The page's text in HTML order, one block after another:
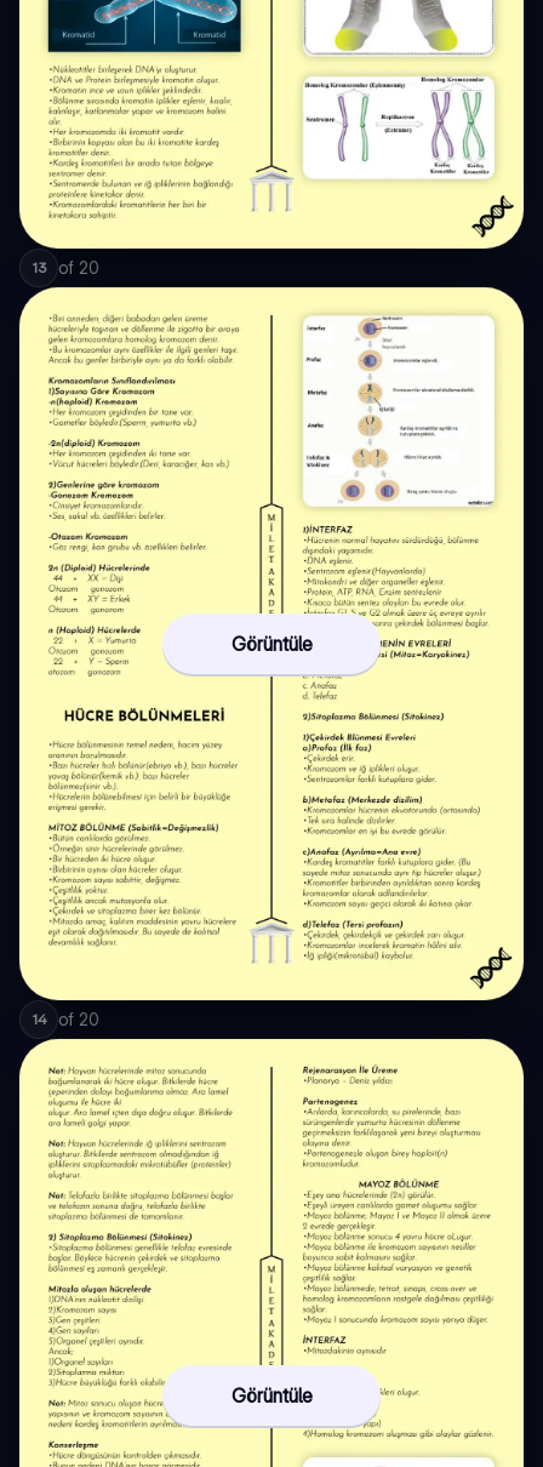
13 of 20
Görüntüle
14 of 20
Görüntüle